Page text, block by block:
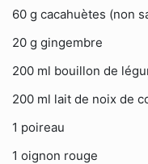
60 g cacahuètes (non
20 g gingembre
200 ml bouillon de
200 ml lait de noix de
1 poireau
1 oignon rouge